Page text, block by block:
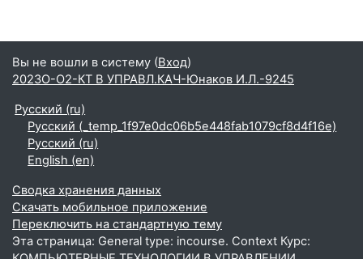
Вы не вошли в систему (Вход)
2023О-О2-КТ В УПРАВЛ.КАЧ-Юнаков И.Л.-9245
Русский ‎(ru)‎
Русский ‎(_temp_1f97e0dc06b5e448fab1079cf8d4f16e)‎
Русский ‎(ru)‎
English ‎(en)‎
Сводка хранения данных
Скачать мобильное приложение
Переключить на стандартную тему
Эта страница: General type: incourse. Context Курс: